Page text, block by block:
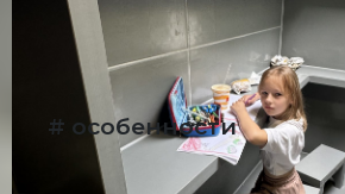
# особенности